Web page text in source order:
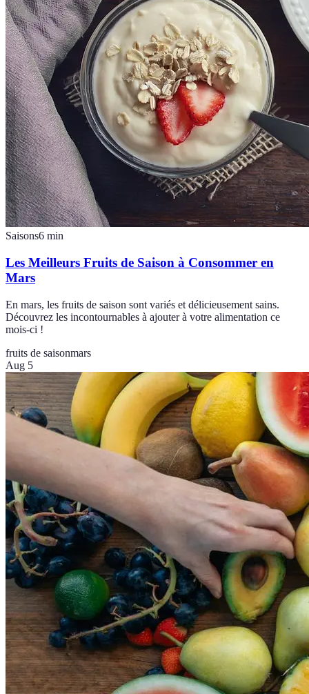
Saisons6 min
Les Meilleurs Fruits de Saison à Consommer en
Mars
En mars, les fruits de saison sont variés et délicieusement sains.
Découvrez les incontournables à ajouter à votre alimentation ce
mois-ci !
fruits de saisonmars
Aug 5